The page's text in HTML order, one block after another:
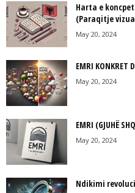
Harta e
(Paraqitje
May 20, 2024
EMRI KONKRET
May 20, 2024
EMRI (GJUHË
May 20, 2024
Ndikimi